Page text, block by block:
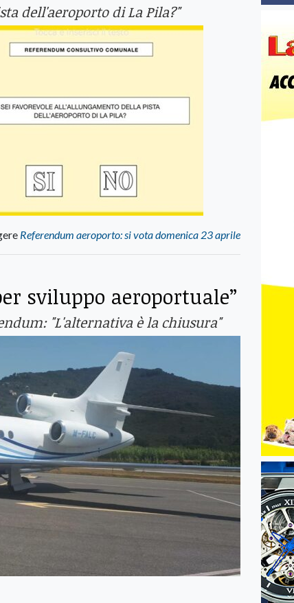
dell'aeroporto di La Pila?"
Referendum aeroporto: si vota domenica 23 aprile
sviluppo aeroportuale”
"L'alternativa è la chiusura"